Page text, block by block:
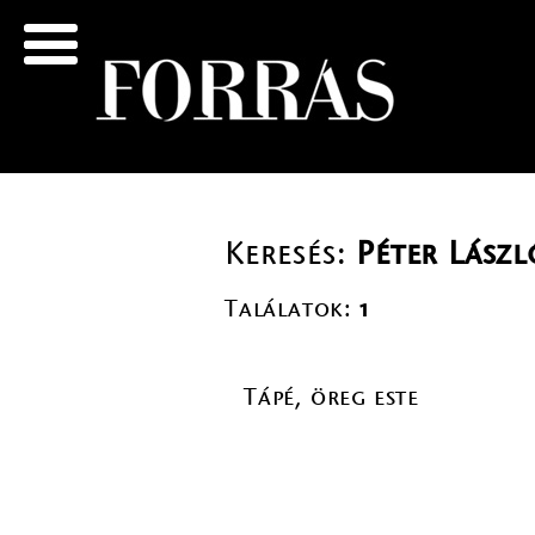
Keresés: Péter
Találatok: 1
Tápé, öreg este